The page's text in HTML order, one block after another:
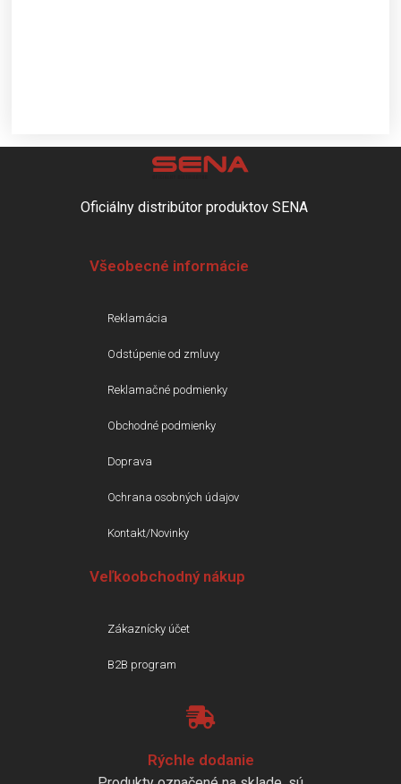
Oficiálny distribútor produktov SENA
Všeobecné informácie
Reklamácia
Odstúpenie od zmluvy
Reklamačné podmienky
Obchodné podmienky
Doprava
Ochrana osobných údajov
Kontakt/Novinky
Veľkoobchodný nákup
Zákaznícky účet
B2B program
Rýchle dodanie